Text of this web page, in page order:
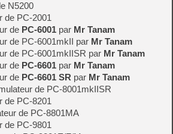
N5200
de PC-2001
de PC-6001 par Mr Tanam
de PC-6001mkII par Mr Tanam
de PC-6001mkIISR par Mr Tanam
de PC-6601 par Mr Tanam
de PC-6601 SR par Mr Tanam
de PC-8001mkIISR
de PC-8201
de PC-8801MA
de PC-9801